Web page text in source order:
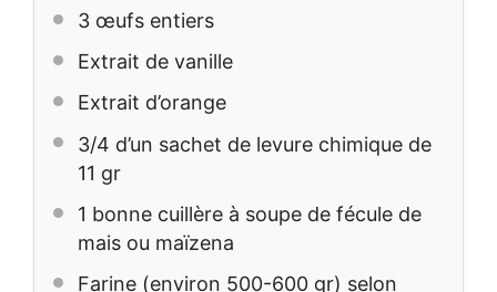
3 œufs entiers
Extrait de vanille
Extrait d’orange
3/4 d’un sachet de levure chimique de
11 gr
1 bonne cuillère à soupe de fécule de
mais ou maïzena
Farine (environ 500-600 gr) selon